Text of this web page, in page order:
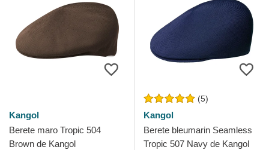
Kangol
Berete maro Tropic 504
Brown de Kangol
(5)
Kangol
Berete bleumarin Seamless
Tropic 507 Navy de Kangol